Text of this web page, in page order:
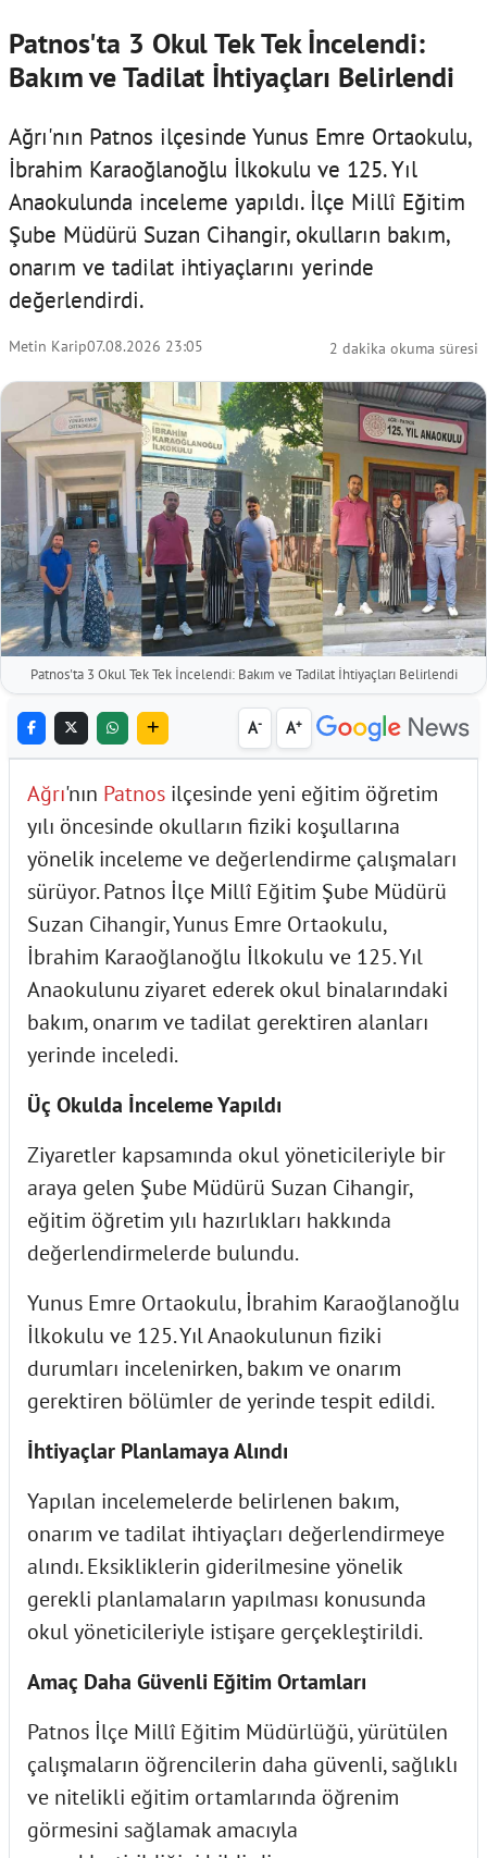
Patnos'ta 3 Okul Tek Tek İncelendi:
Bakım ve Tadilat İhtiyaçları Belirlendi
Ağrı'nın Patnos ilçesinde Yunus Emre Ortaokulu,
İbrahim Karaoğlanoğlu İlkokulu ve 125. Yıl
Anaokulunda inceleme yapıldı. İlçe Millî Eğitim
Şube Müdürü Suzan Cihangir, okulların bakım,
onarım ve tadilat ihtiyaçlarını yerinde
değerlendirdi.
Metin Karip07.08.2026 23:05 2 dakika okuma süresi
Patnos'ta 3 Okul Tek Tek İncelendi: Bakım ve Tadilat İhtiyaçları Belirlendi
A- A+
Ağrı'nın Patnos ilçesinde yeni eğitim öğretim
yılı öncesinde okulların fiziki koşullarına
yönelik inceleme ve değerlendirme çalışmaları
sürüyor. Patnos İlçe Millî Eğitim Şube Müdürü
Suzan Cihangir, Yunus Emre Ortaokulu,
İbrahim Karaoğlanoğlu İlkokulu ve 125. Yıl
Anaokulunu ziyaret ederek okul binalarındaki
bakım, onarım ve tadilat gerektiren alanları
yerinde inceledi.
Üç Okulda İnceleme Yapıldı
Ziyaretler kapsamında okul yöneticileriyle bir
araya gelen Şube Müdürü Suzan Cihangir,
eğitim öğretim yılı hazırlıkları hakkında
değerlendirmelerde bulundu.
Yunus Emre Ortaokulu, İbrahim Karaoğlanoğlu
İlkokulu ve 125. Yıl Anaokulunun fiziki
durumları incelenirken, bakım ve onarım
gerektiren bölümler de yerinde tespit edildi.
İhtiyaçlar Planlamaya Alındı
Yapılan incelemelerde belirlenen bakım,
onarım ve tadilat ihtiyaçları değerlendirmeye
alındı. Eksikliklerin giderilmesine yönelik
gerekli planlamaların yapılması konusunda
okul yöneticileriyle istişare gerçekleştirildi.
Amaç Daha Güvenli Eğitim Ortamları
Patnos İlçe Millî Eğitim Müdürlüğü, yürütülen
çalışmaların öğrencilerin daha güvenli, sağlıklı
ve nitelikli eğitim ortamlarında öğrenim
görmesini sağlamak amacıyla